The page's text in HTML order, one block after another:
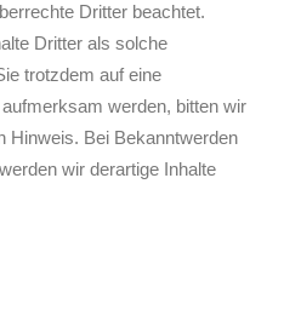
Dritter beachtet.
Dritter als solche
trotzdem auf eine
werden, bitten wir
Hinweis. Bei Bekanntwerden
wir derartige Inhalte